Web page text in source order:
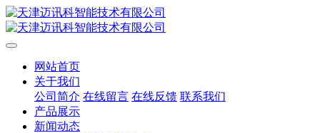
网站首页
关于我们
公司简介 在线留言 在线反馈 联系我们
产品展示
新闻动态